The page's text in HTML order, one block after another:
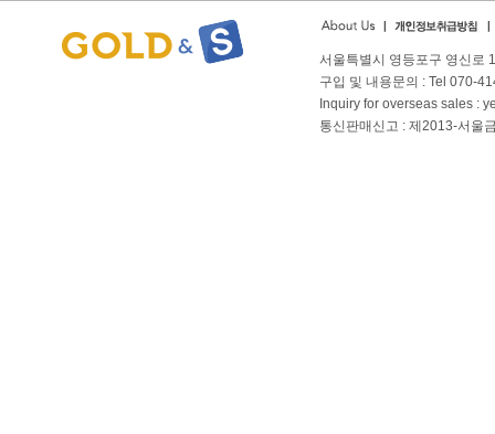
서울특별시 영등포구 영신로
구입 및 내용문의 : Tel 070-
Inquiry for overseas sales :
통신판매신고 : 제2013-서울